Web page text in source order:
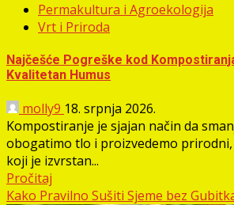
Permakultura i Agroekologija
Vrt i Priroda
Najčešće Pogreške kod
Kvalitetan Humus
molly9 18. srpnja 2026.
Kompostiranje je sjajan način da
obogatimo tlo i proizvedemo
koji je izvrstan...
Pročitaj
Kako Pravilno Sušiti Sjeme bez